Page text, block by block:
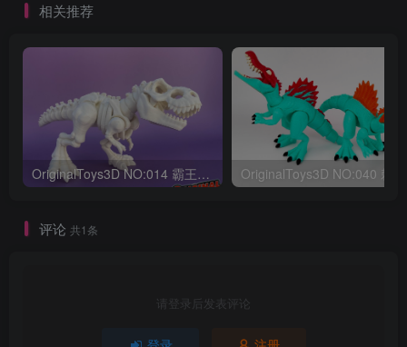
相关推荐
OriginalToys3D NO:014 霸王龙骨架
评论 共1条
请登录后发表评论